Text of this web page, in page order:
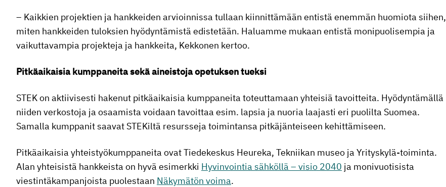
– Kaikkien projektien ja hankkeiden arvioinnissa tullaan kiinnittämään entistä enemmän huomiota siihen,
miten hankkeiden tuloksien hyödyntämistä edistetään. Haluamme mukaan entistä monipuolisempia ja
vaikuttavampia projekteja ja hankkeita, Kekkonen kertoo.
Pitkäaikaisia kumppaneita sekä aineistoja opetuksen tueksi
STEK on aktiivisesti hakenut pitkäaikaisia kumppaneita toteuttamaan yhteisiä tavoitteita. Hyödyntämällä
niiden verkostoja ja osaamista voidaan tavoittaa esim. lapsia ja nuoria laajasti eri puolilta Suomea.
Samalla kumppanit saavat STEKiltä resursseja toimintansa pitkäjänteiseen kehittämiseen.
Pitkäaikaisia yhteistyökumppaneita ovat Tiedekeskus Heureka, Tekniikan museo ja Yrityskylä-toiminta.
Alan yhteisistä hankkeista on hyvä esimerkki Hyvinvointia sähköllä – visio 2040 ja monivuotisista
viestintäkampanjoista puolestaan Näkymätön voima.